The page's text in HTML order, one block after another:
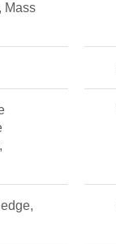
Mass